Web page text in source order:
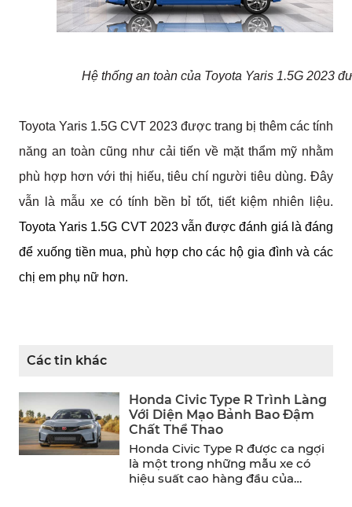
Hệ thống an toàn của Toyota Yaris 1.5G 2023
Toyota Yaris 1.5G CVT 2023 được trang bị thêm các tính
năng an toàn cũng như cải tiến về mặt thẩm mỹ nhằm
phù hợp hơn với thị hiếu, tiêu chí người tiêu dùng. Đây
Toyota Yaris 1.5G CVT 2023 vẫn được đánh giá là đáng
để xuống tiền mua, phù hợp cho các hộ gia đình và các
chị em phụ nữ hơn.
Các tin khác
Honda Civic Type R Trình Làng
Với Diện Mạo Bảnh Bao Đậm
Chất Thể Thao
Honda Civic Type R được ca ngợi
là một trong những mẫu xe có
hiệu suất cao hàng đầu của